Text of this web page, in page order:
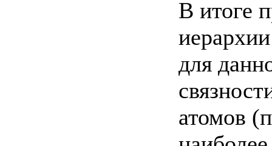
В итоге
для
атомов